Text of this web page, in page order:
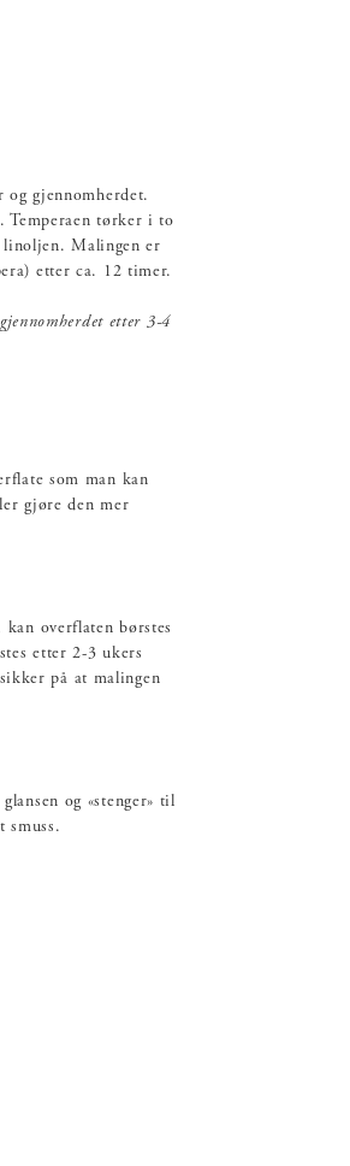
og gjennomherdet.
Temperaen tørker i to
Malingen er
etter ca. 12 timer.
etter 3-4
som man kan
gjøre den mer
overflaten børstes
etter 2-3 ukers
på at malingen
og «stenger» til
smuss.